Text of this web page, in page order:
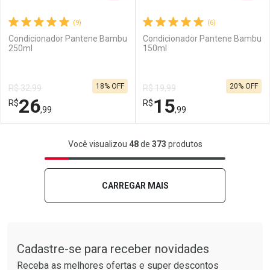
Comprar sem Desconto
Por R$ 37,14/cada
Comprar sem Desconto
Por R$ 37,14/cada
Comprar sem Desconto
Por R$ 15,06/cada
Comprar sem Desconto
Por R$ 15,06/cada
(9)
Condicionador Pantene Bambu
250ml
R$ 32,99
R$26,99
18% OFF
FECHAR
Laboratório
FECHAR
Por Menos
(6)
Condicionador Pantene Bambu
150ml
R$ 19,99
R$15,99
20% OFF
Laboratório
Por Menos
Você visualizou 48de 373 produtos
CARREGAR MAIS
Cadastre-se para receber novidades
Receba as melhores ofertas e super descontos